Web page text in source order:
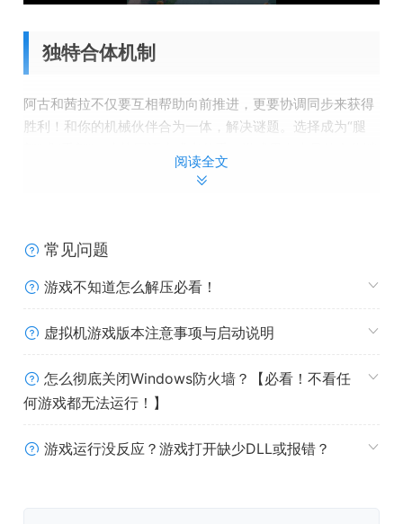
独特合体机制
阿古和茜拉不仅要互相帮助向前推进，更要协调同步来获得
胜利！和你的机械伙伴合为一体，解决谜题。选择成为“腿
0:00/ 00:05
未知星球上有众多无人踏足过的秘境！揭开这颗外星的神秘
面纱，邂逅全新的角色，其中包括多种未曾发现过的元素生
物！在陌生环境中直面它们带来的挑战。放空一切，让自己
阅读全文
常见问题
游戏不知道怎么解压必看！
虚拟机游戏版本注意事项与启动说明
怎么彻底关闭Windows防火墙？【必看！不看任
何游戏都无法运行！】
游戏运行没反应？游戏打开缺少DLL或报错？